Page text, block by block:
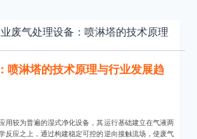
废气处理设备：喷淋塔的技术原理
喷淋塔的技术原理与行业发展趋
用较为普遍的湿式净化设备，其运行基础建立在气液两
反应之上，通过构建稳定可控的逆向接触流场，使废气